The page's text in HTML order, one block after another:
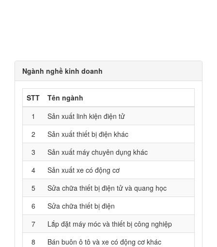
Ngành nghề kinh doanh
STT
Tên ngành
1
Sản xuất linh kiện điện tử
2
Sản xuất thiết bị điện khác
3
Sản xuất máy chuyên dụng khác
4
Sản xuất xe có động cơ
5
Sửa chữa thiết bị điện tử và quang học
6
Sửa chữa thiết bị điện
7
Lắp đặt máy móc và thiết bị công nghiệp
8
Bán buôn ô tô và xe có động cơ khác